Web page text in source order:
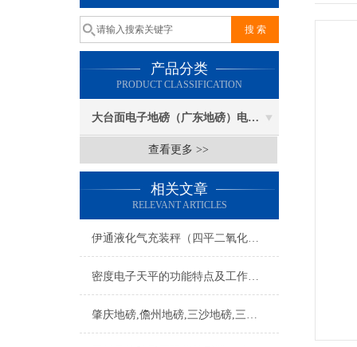
产品分类
PRODUCT CLASSIFICATION
大台面电子地磅（广东地磅）电子汽车衡
查看更多 >>
相关文章
RELEVANT ARTICLES
伊通液化气充装秤（四平二氧化碳灌装秤）东辽充装供应气体灌装秤维修
密度电子天平的功能特点及工作原理
肇庆地磅,儋州地磅,三沙地磅,三亚地磅,潮州地磅